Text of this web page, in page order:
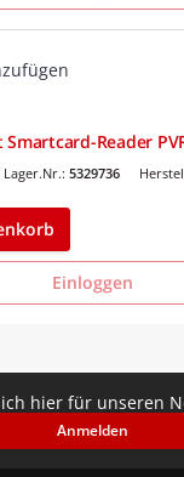
Reader
Lager.Nr.: 5329736
Einloggen
hier für unseren
Anmelden